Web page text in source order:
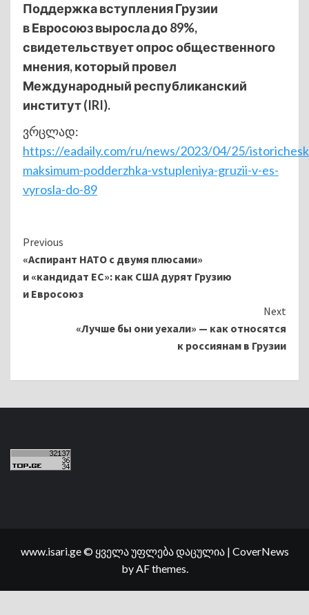
Поддержка вступления Грузии
в Евросоюз выросла до 89%,
свидетельствует опрос общественного
мнения, который провел
Международный республиканский
институт (IRI).
ვრცლად:
https://eadaily.com/ru/news/2023/04/25/
maksimum-podderzhka-vstupleniya-gruzii-v-es-
vyrosla-do-89
Continue
Reading
Previous
«Аспирант НАТО с двумя плюсами»
и «кандидат ЕС»: как США дурят Грузию
и Евросоюз
Next
«Лучше бы они уехали» — как относятся
к россиянам в Грузии
www.isari.ge © ყველა უფლება დაცულია | CoverNews
by AF themes.